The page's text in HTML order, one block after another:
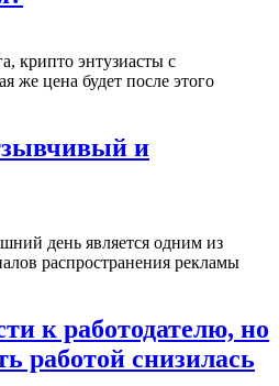
крипто энтузиасты с
же цена будет после этого
и
день является одним из
распространения рекламы
к работодателю, но
работой снизилась